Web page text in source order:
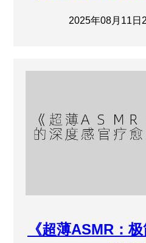
2025年08月11日
《超薄ASMR：